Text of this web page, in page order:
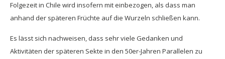
Folgezeit in Chile wird insofern mit einbezogen, als dass man
anhand der späteren Früchte auf die Wurzeln schließen kann.
Es lässt sich nachweisen, dass sehr viele Gedanken und
Aktivitäten der späteren Sekte in den 50er-Jahren Parallelen zu